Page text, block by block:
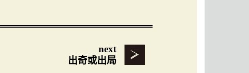
next
出奇或出局